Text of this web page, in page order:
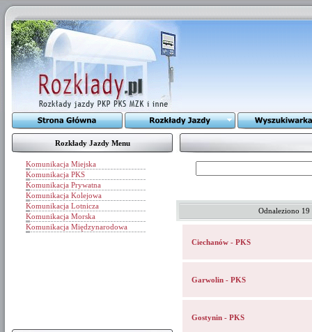
Rozkłady Jazdy Menu
Komunikacja Miejska
Komunikacja PKS
Komunikacja Prywatna
Komunikacja Kolejowa
Komunikacja Lotnicza
Komunikacja Morska
Komunikacja Międzynarodowa
Odnaleziono
Ciechanów - PKS
Garwolin - PKS
Gostynin - PKS